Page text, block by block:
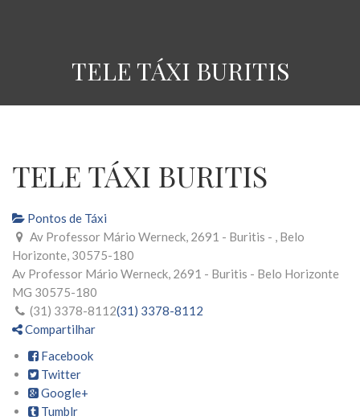
TELE TÁXI BURITIS
TELE TÁXI BURITIS
Pontos de Táxi
Av Professor Mário Werneck, 2691 - Buritis - , Belo
Horizonte, 30575-180
Av Professor Mário Werneck, 2691 - Buritis - Belo Horizonte
MG 30575-180
(31) 3378-8112(31) 3378-8112
Compartilhar
Facebook
Twitter
Google+
Tumblr